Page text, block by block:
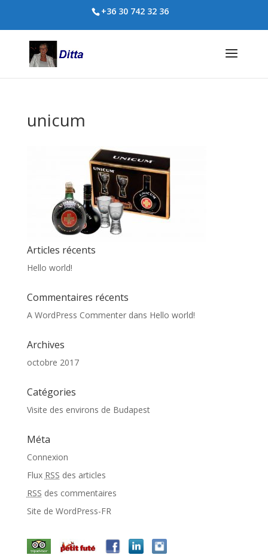
+36 30 742 32 36
unicum
Articles récents
Hello world!
Commentaires récents
A WordPress Commenterdans Hello world!
Archives
octobre 2017
Catégories
Visite des environs de Budapest
Méta
Connexion
Flux RSS des articles
RSS des commentaires
Site de WordPress-FR